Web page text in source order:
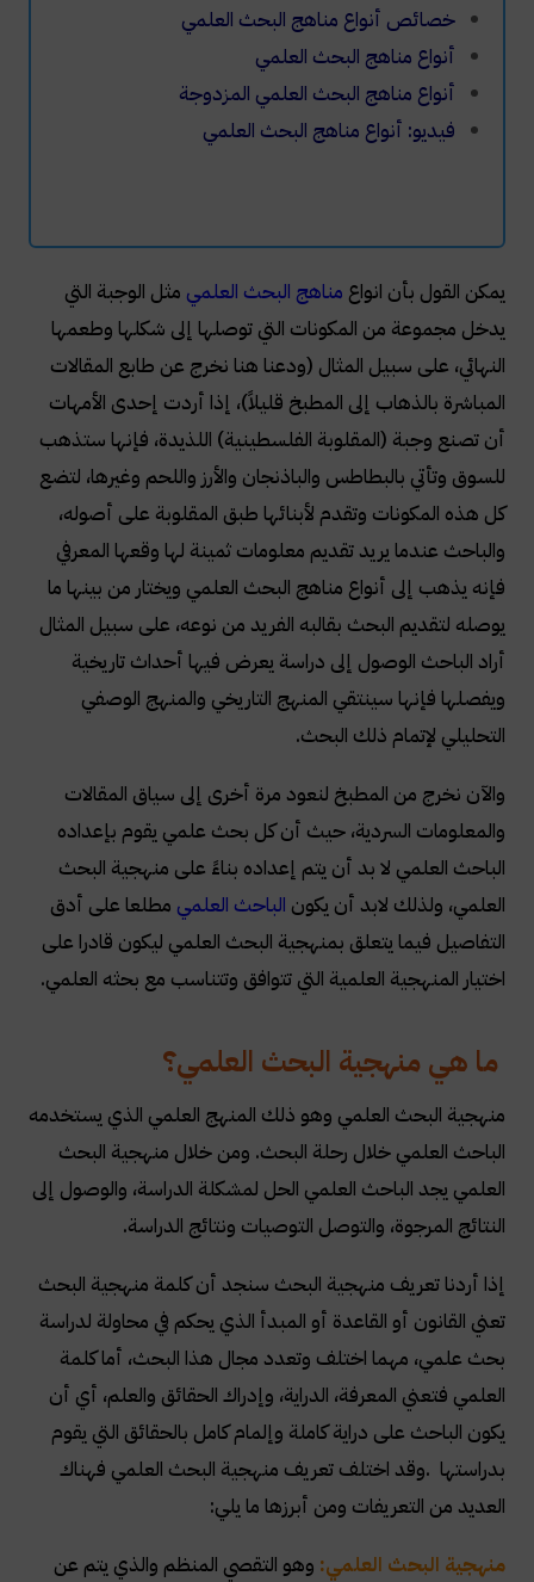
خصائص أنواع مناهج البحث العلمي
أنواع مناهج البحث العلمي
أنواع مناهج البحث العلمي المزدوجة
فيديو: أنواع مناهج البحث العلمي
يمكن القول بأن انواع مناهج البحث العلمي مثل الوجبة التي
يدخل مجموعة من المكونات التي توصلها إلى شكلها وطعمها
النهائي، على سبيل المثال (ودعنا هنا نخرج عن طابع المقالات
المباشرة بالذهاب إلى المطبخ قليلاً)، إذا أردت إحدى الأمهات
أن تصنع وجبة (المقلوبة الفلسطينية) اللذيدة، فإنها ستذهب
للسوق وتأتي بالبطاطس والباذنجان والأرز واللحم وغيرها، لتضع
كل هذه المكونات وتقدم لأبنائها طبق المقلوبة على أصوله،
والباحث عندما يريد تقديم معلومات ثمينة لها وقعها المعرفي
فإنه يذهب إلى أنواع مناهج البحث العلمي ويختار من بينها ما
يوصله لتقديم البحث بقالبه الفريد من نوعه، على سبيل المثال
أراد الباحث الوصول إلى دراسة يعرض فيها أحداث تاريخية
ويفصلها فإنها سينتقي المنهج التاريخي والمنهج الوصفي
التحليلي لإتمام ذلك البحث.
والآن نخرج من المطبخ لنعود مرة أخرى إلى سياق المقالات
والمعلومات السردية، حيث أن كل بحث علمي يقوم بإعداده
الباحث العلمي لا بد أن يتم إعداده بناءً على منهجية البحث
العلمي، ولذلك لابد أن يكون الباحث العلمي مطلعا على أدق
التفاصيل فيما يتعلق بمنهجية البحث العلمي ليكون قادرا على
اختيار المنهجية العلمية التي تتوافق وتتناسب مع بحثه العلمي.
ما هي منهجية البحث العلمي؟
منهجية البحث العلمي وهو ذلك المنهج العلمي الذي يستخدمه
الباحث العلمي خلال رحلة البحث. ومن خلال منهجية البحث
العلمي يجد الباحث العلمي الحل لمشكلة الدراسة، والوصول إلى
النتائج المرجوة، والتوصل التوصيات ونتائج الدراسة.
إذا أردنا تعريف منهجية البحث سنجد أن كلمة منهجية البحث
تعني القانون أو القاعدة أو المبدأ الذي يحكم في محاولة لدراسة
بحث علمي، مهما اختلف وتعدد مجال هذا البحث، أما كلمة
العلمي فتعني المعرفة، الدراية، وإدراك الحقائق والعلم، أي أن
يكون الباحث على دراية كاملة وإلمام كامل بالحقائق التي يقوم
بدراستها .وقد اختلف تعريف منهجية البحث العلمي فهناك
العديد من التعريفات ومن أبرزها ما يلي:
منهجية البحث العلمي: وهو التقصي المنظم والذي يتم عن